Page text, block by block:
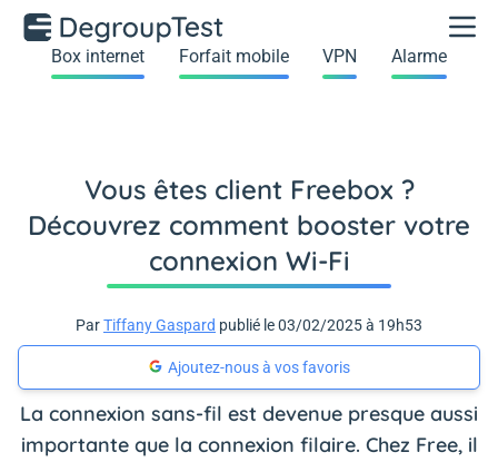
Box internet Forfait mobile VPN Alarme
Vous êtes client Freebox ?
Découvrez comment booster votre
connexion Wi-Fi
ParTiffany Gaspard publié le 03/02/2025 à 19h53
Ajoutez-nous à vos favoris
La connexion sans-fil est devenue presque aussi
importante que la connexion filaire. Chez Free, il